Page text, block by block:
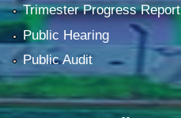
Trimester Progress Report
Public Hearing
Public Audit